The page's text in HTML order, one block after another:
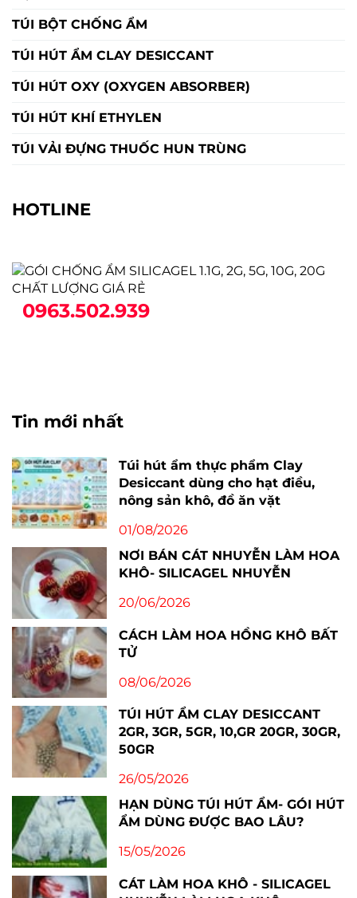
TÚI BỘT CHỐNG ẨM
TÚI HÚT ẨM CLAY DESICCANT
TÚI HÚT OXY (OXYGEN ABSORBER)
TÚI HÚT KHÍ ETHYLEN
TÚI VẢI ĐỰNG THUỐC HUN TRÙNG
HOTLINE
0963.502.939
Tin mới nhất
Túi hút ẩm thực phẩm Clay
Desiccant dùng cho hạt điều,
nông sản khô, đồ ăn vặt
01/08/2026
NƠI BÁN CÁT NHUYỄN LÀM HOA
KHÔ- SILICAGEL NHUYỄN
20/06/2026
CÁCH LÀM HOA HỒNG KHÔ BẤT
TỬ
08/06/2026
TÚI HÚT ẨM CLAY DESICCANT
2GR, 3GR, 5GR, 10,GR 20GR, 30GR,
50GR
26/05/2026
HẠN DÙNG TÚI HÚT ẨM- GÓI HÚT
ẨM DÙNG ĐƯỢC BAO LÂU?
15/05/2026
CÁT LÀM HOA KHÔ - SILICAGEL